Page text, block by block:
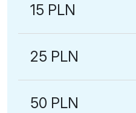
15 PLN
25 PLN
50 PLN